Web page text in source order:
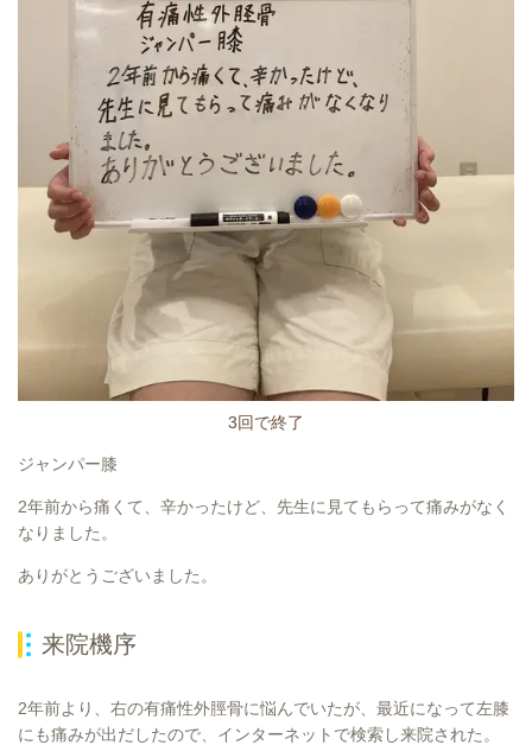
3回で終了
ジャンパー膝
2年前から痛くて、辛かったけど、先生に見てもらって痛みがなく
なりました。
ありがとうございました。
来院機序
2年前より、右の有痛性外脛骨に悩んでいたが、最近になって左膝
にも痛みが出だしたので、インターネットで検索し来院された。